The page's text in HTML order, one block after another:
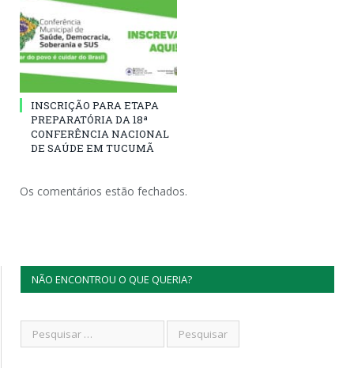
INSCRIÇÃO PARA ETAPA
PREPARATÓRIA DA 18ª
CONFERÊNCIA NACIONAL
DE SAÚDE EM TUCUMÃ
Os comentários estão fechados.
NÃO ENCONTROU O QUE QUERIA?